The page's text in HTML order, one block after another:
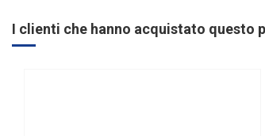
Tipologia
I clienti che hanno acquistato questo